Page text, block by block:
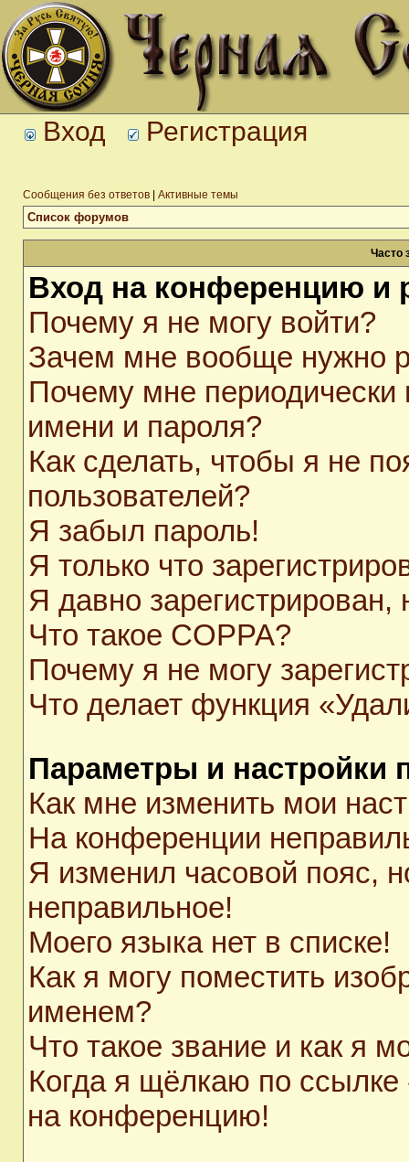
Вход Регистрация
Сообщения без ответов Активные темы
Список форумов
Часто
Вход на конференцию и
Почему я не могу войти?
Зачем мне вообще нужно
Почему мне периодически
имени и пароля?
Как сделать, чтобы я не
пользователей?
Я забыл пароль!
Я только что
Я давно
Что такое COPPA?
Почему я не могу
Что делает функция
Параметры и настройки
Как мне изменить мои
На конференции
Я изменил часовой пояс,
неправильное!
Моего языка нет в списке!
Как я могу поместить
именем?
Что такое звание и как я
Когда я щёлкаю по ссылке
на конференцию!